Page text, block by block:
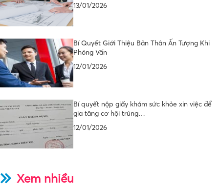
13/01/2026
Bí Quyết Giới Thiệu Bản Thân Ấn Tượng Khi
Phỏng Vấn
12/01/2026
Bí quyết nộp giấy khám sức khỏe xin việc để
gia tăng cơ hội trúng…
12/01/2026
Xem nhiều